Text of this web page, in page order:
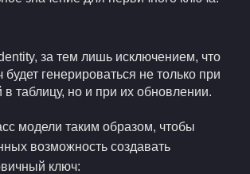
за тем лишь исключением, что
генерироваться не только при
в таблицу, но и при их обновлении.
модели таким образом, чтобы
возможность создавать
ключ: